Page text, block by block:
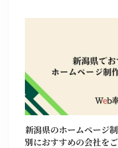
新潟県のホームページ
別におすすめの会社を